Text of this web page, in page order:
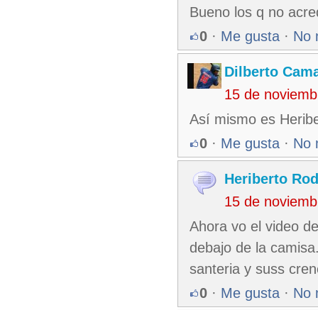
Bueno los q no
0 · Me gusta · No
Dilberto
15 de
Así mismo es
0 · Me gusta · No
Heriberto
15 de
Ahora vo el video
debajo de la
santeria y suss
0 · Me gusta · No